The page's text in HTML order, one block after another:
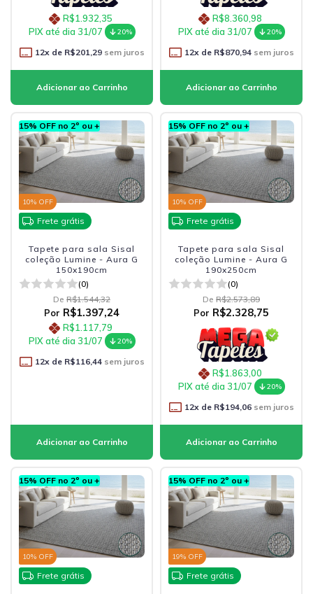
R$1.932,35
PIX até dia 31/07
20%
12x de R$201,29sem juros
R$8.360,98
PIX até dia 31/07
20%
12x de R$870,94sem juros
15% OFF no 2º ou +
10% OFF
Frete grátis
Tapete para sala Sisal
coleção Lumine - Aura G
150x190cm
(0)
De R$1.544,32
Por R$1.397,24
R$1.117,79
PIX até dia 31/07
20%
12x de R$116,44sem juros
15% OFF no 2º ou +
10% OFF
Frete grátis
Tapete para sala Sisal
coleção Lumine - Aura G
190x250cm
(0)
De R$2.573,89
Por R$2.328,75
R$1.863,00
PIX até dia 31/07
20%
12x de R$194,06sem juros
15% OFF no 2º ou +
10% OFF
Frete grátis
15% OFF no 2º ou +
19% OFF
Frete grátis